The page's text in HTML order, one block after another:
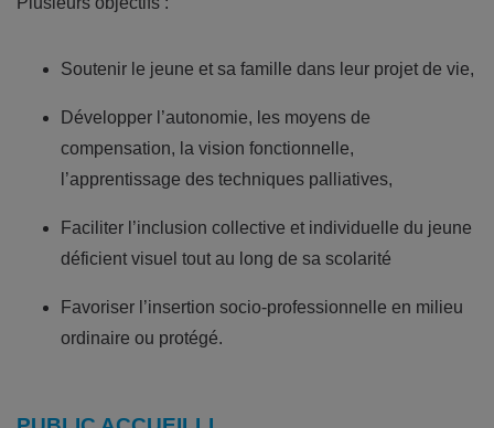
Soutenir le jeune et sa famille dans leur projet de vie,
Développer l’autonomie, les moyens de
compensation, la vision fonctionnelle,
l’apprentissage des techniques palliatives,
Faciliter l’inclusion collective et individuelle du jeune
déficient visuel tout au long de sa scolarité
Favoriser l’insertion socio-professionnelle en milieu
ordinaire ou protégé.